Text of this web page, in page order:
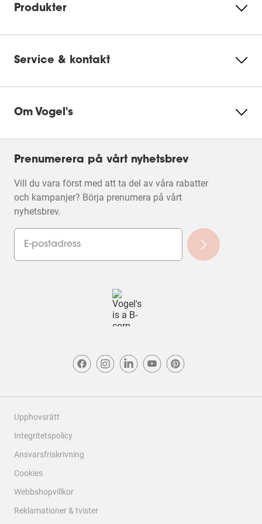
Produkter
Service & kontakt
Om Vogel's
Prenumerera på vårt nyhetsbrev
Vill du vara först med att ta del av våra rabatter
och kampanjer? Börja prenumera på vårt
nyhetsbrev.
Upphovsrätt
Integritetspolicy
Ansvarsfriskrivning
Cookies
Webbshopvillkor
Reklamationer & tvister